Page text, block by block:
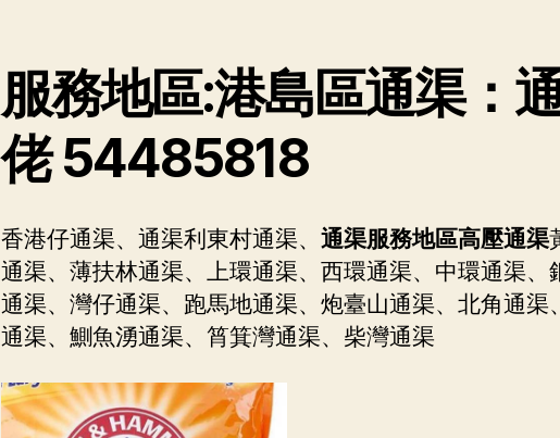
服務地區:港島區通渠：
佬54485818
香港仔通渠、通渠利東村通渠、 通渠服務地區高壓通渠
通渠、薄扶林通渠、上環通渠、西環通渠、中環通渠、
通渠、灣仔通渠、跑馬地通渠、炮臺山通渠、北角通渠
通渠、鰂魚湧通渠、筲箕灣通渠、柴灣通渠